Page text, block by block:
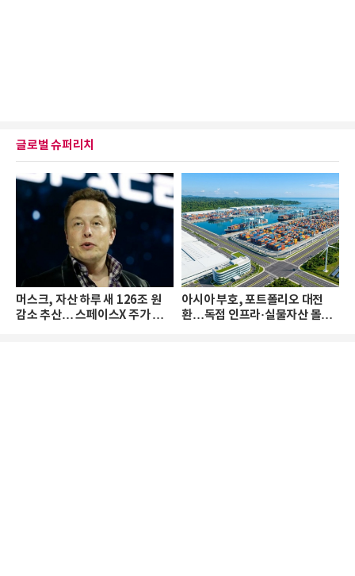
글로벌 슈퍼리치
머스크, 자산 하루 새 126조 원
감소 추산… 스페이스X 주가 하
아시아 부호, 포트폴리오 대전
환…독점 인프라·실물자산 몰린